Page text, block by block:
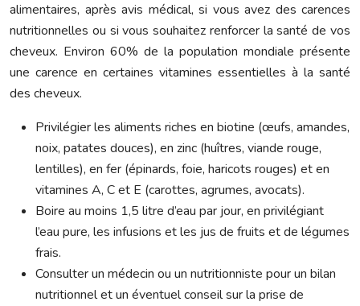
alimentaires, après avis médical, si vous avez des carences
nutritionnelles ou si vous souhaitez renforcer la santé de vos
cheveux. Environ 60% de la population mondiale présente
une carence en certaines vitamines essentielles à la santé
des cheveux.
Privilégier les aliments riches en biotine (œufs, amandes,
noix, patates douces), en zinc (huîtres, viande rouge,
lentilles), en fer (épinards, foie, haricots rouges) et en
vitamines A, C et E (carottes, agrumes, avocats).
Boire au moins 1,5 litre d’eau par jour, en privilégiant
l’eau pure, les infusions et les jus de fruits et de légumes
frais.
Consulter un médecin ou un nutritionniste pour un bilan
nutritionnel et un éventuel conseil sur la prise de